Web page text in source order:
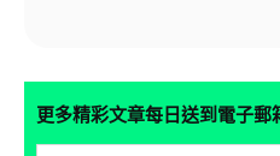
更多精彩文章每日送到電子郵